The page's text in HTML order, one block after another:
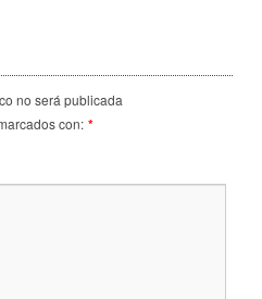
no será publicada
con: *